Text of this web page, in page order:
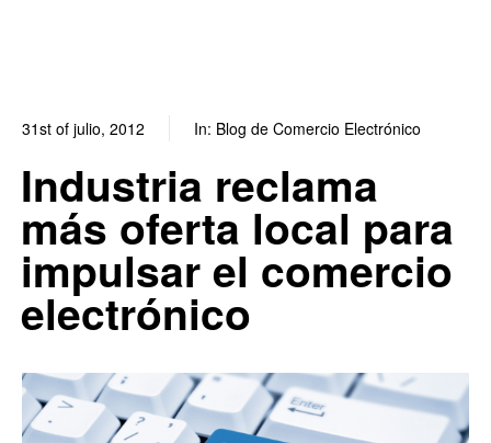
31st of julio, 2012 In: Blog de Comercio Electrónico
Industria reclama
más oferta local para
impulsar el comercio
electrónico